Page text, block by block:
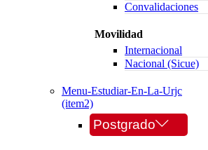
Convalidaciones
Movilidad
Internacional
Nacional (Sicue)
Menu-Estudiar-En-La-Urjc
(item2)
Postgrado